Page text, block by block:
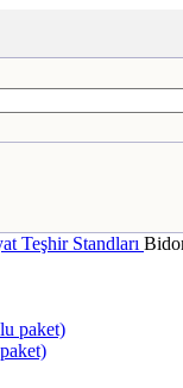
Teşhir Standları